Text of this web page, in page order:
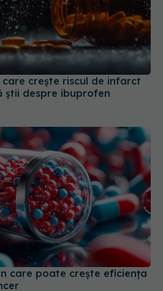
crește riscul de infarct
știi despre ibuprofen
care poate crește eficiența